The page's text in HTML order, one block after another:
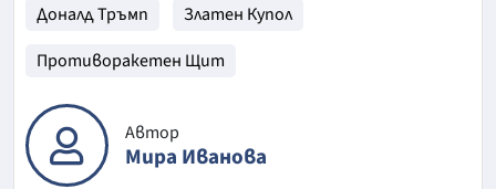
Доналд Тръмп
Златен Купол
Противоракетен Щит
Автор
Мира Иванова